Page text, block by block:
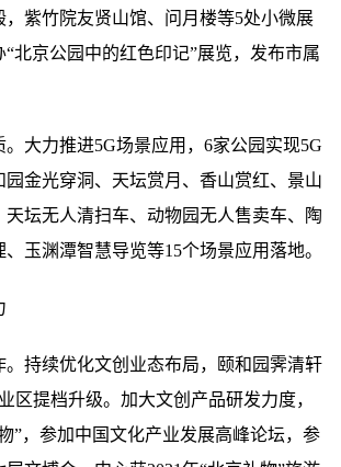
，紫竹院友贤山馆、问月楼等5处小微展
北京公园中的红色印记”展览，发布市属
大力推进5G场景应用，6家公园实现5G
园金光穿洞、天坛赏月、香山赏红、景山
天坛无人清扫车、动物园无人售卖车、陶
玉渊潭智慧导览等15个场景应用落地。
持续优化文创业态布局，颐和园霁清轩
区提档升级。加大文创产品研发力度，
”，参加中国文化产业发展高峰论坛，参